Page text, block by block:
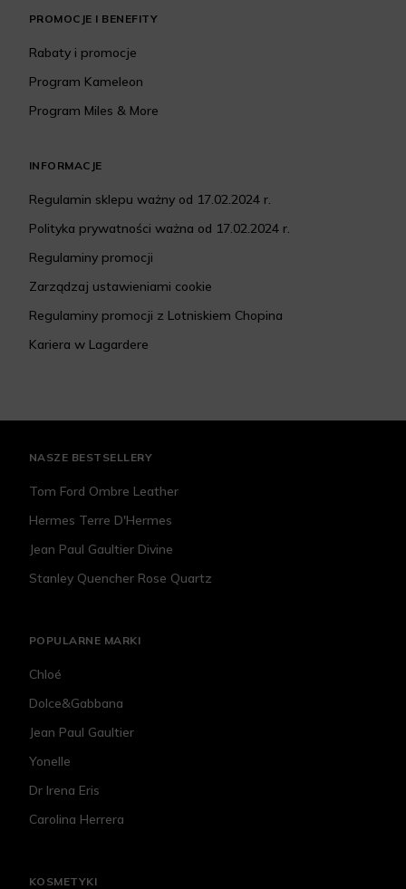
PROMOCJE I BENEFITY
Rabaty i promocje
Program Kameleon
Program Miles & More
INFORMACJE
Regulamin sklepu ważny od 17.02.2024 r.
Polityka prywatności ważna od 17.02.2024 r.
Regulaminy promocji
Zarządzaj ustawieniami cookie
Regulaminy promocji z Lotniskiem Chopina
Kariera w Lagardere
NASZE BESTSELLERY
Tom Ford Ombre Leather
Hermes Terre D'Hermes
Jean Paul Gaultier Divine
Stanley Quencher Rose Quartz
POPULARNE MARKI
Chloé
Dolce&Gabbana
Jean Paul Gaultier
Yonelle
Dr Irena Eris
Carolina Herrera
KOSMETYKI